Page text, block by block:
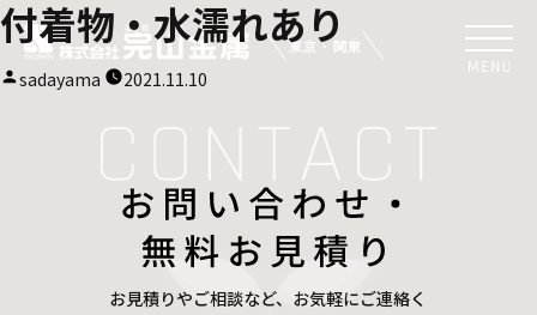
付着物・水濡れあり
投
sadayama 2021.11.10
お見積りやご相談など、お気軽にご連絡く